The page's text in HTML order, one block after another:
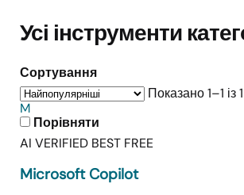
Усі інструменти
Сортування
Показано 1–1 із
M
Порівняти
AI VERIFIED BEST FREE
Microsoft Copilot